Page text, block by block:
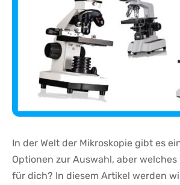
In der Welt⁤ der Mikroskopie gibt es
Optionen​ zur Auswahl, aber
für dich? In​ diesem Artikel ‌werden